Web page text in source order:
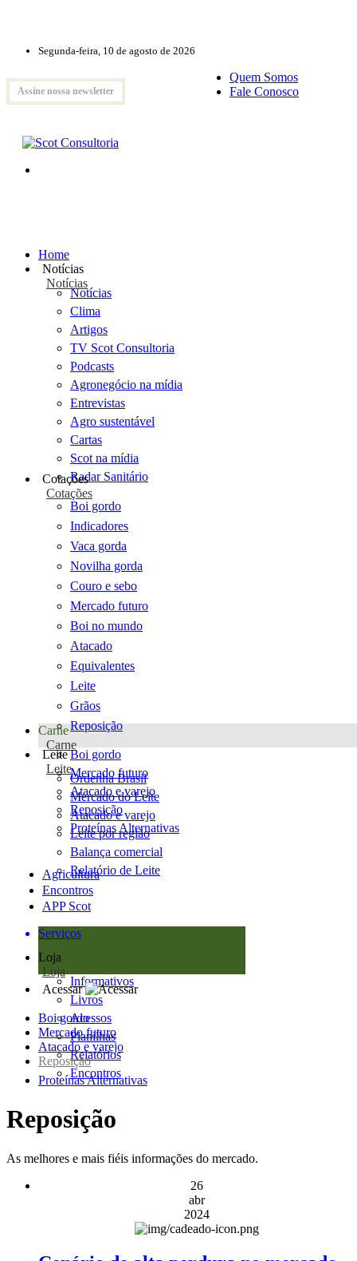
Segunda-feira, 10 de agosto de 2026
Assine nossa newsletter
Quem Somos
Fale Conosco
Home
Notícias
Notícias
Notícias
Clima
Artigos
TV Scot Consultoria
Podcasts
Agronegócio na mídia
Entrevistas
Agro sustentável
Cartas
Scot na mídia
Radar Sanitário
Cotações
Cotações
Boi gordo
Indicadores
Vaca gorda
Novilha gorda
Couro e sebo
Mercado futuro
Boi no mundo
Atacado
Equivalentes
Leite
Grãos
Reposição
Carne
Carne
Boi gordo
Mercado futuro
Atacado e varejo
Reposição
Proteínas Alternativas
Leite
Leite
Ordenha Brasil
Mercado do Leite
Atacado e varejo
Leite por região
Balança comercial
Relatório de Leite
Agricultura
Encontros
APP Scot
Serviços
Loja
Loja
Informativos
Livros
Acessos
Planilhas
Relatórios
Encontros
Acessar
Boi gordo
Mercado futuro
Atacado e varejo
Reposição
Proteínas Alternativas
Reposição
As melhores e mais fiéis informações do mercado.
26
abr
2024